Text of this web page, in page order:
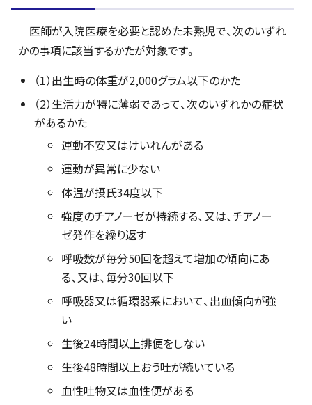
医師が入院医療を必要と認めた未熟児で、次のいずれ
かの事項に該当するかたが対象です。
（1）出生時の体重が2,000グラム以下のかた
（2）生活力が特に薄弱であって、次のいずれかの症状
があるかた
運動不安又はけいれんがある
運動が異常に少ない
体温が摂氏34度以下
強度のチアノーゼが持続する、又は、チアノー
ゼ発作を繰り返す
呼吸数が毎分50回を超えて増加の傾向にあ
る、又は、毎分30回以下
呼吸器又は循環器系において、出血傾向が強
い
生後24時間以上排便をしない
生後48時間以上おう吐が続いている
血性吐物又は血性便がある